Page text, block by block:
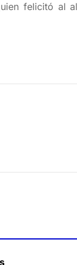
felicitó al